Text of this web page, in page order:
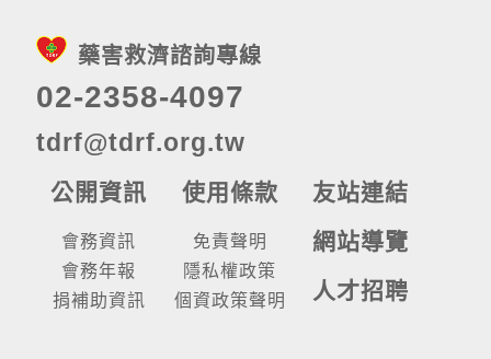
藥害救濟諮詢專線
02-2358-4097
tdrf@tdrf.org.tw
公開資訊
會務資訊
會務年報
捐補助資訊
使用條款
免責聲明
隱私權政策
個資政策聲明
友站連結
網站導覽
人才招聘